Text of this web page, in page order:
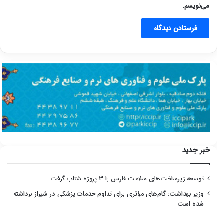
می‌نویسم.
خبر جدید
توسعه زیرساخت‌های سلامت فارس با ۳ پروژه شتاب گرفت
وزیر بهداشت: گام‌های مؤثری برای تداوم خدمات پزشکی در شیراز برداشته
شده است